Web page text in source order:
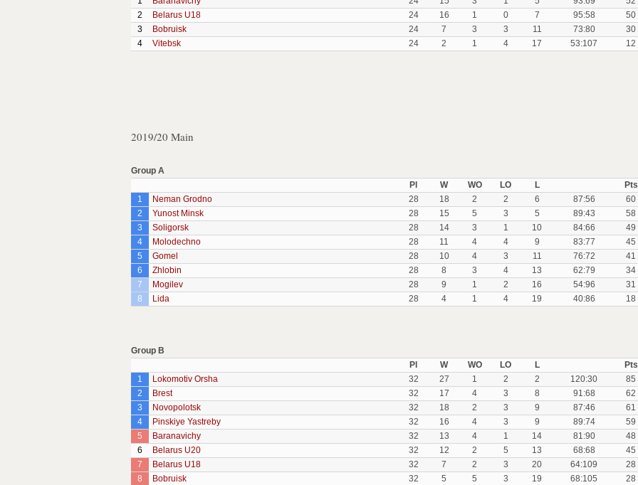
2
Belarus U18 24 16 1 0 7 95:58
50
3
Bobruisk 24 7 3 3 11 73:80
30
4
Vitebsk 24 2 1 4 17 53:107 12
2019/20 Main
Group A
Pl
W WO LO L
Pts
1
Neman Grodno 28 18 2 2 6 87:56
60
2
Yunost Minsk 28 15 5 3 5 89:43
58
3
Soligorsk 28 14 3 1 10 84:66
49
4
Molodechno 28 11 4 4 9 83:77
45
5
Gomel 28 10 4 3 11 76:72
41
6
Zhlobin 28 8 3 4 13 62:79
34
7
Mogilev 28 9 1 2 16 54:96
31
8
Lida 28 4 1 4 19 40:86 18
Group B
Pl
W WO LO L
Pts
1
Lokomotiv Orsha 32 27 1 2 2 120:30
85
2
Brest 32 17 4 3 8 91:68
62
3
Novopolotsk 32 18 2 3 9 87:46
61
4
Pinskiye Yastreby 32 16 4 3 9 89:74
59
5
Baranavichy 32 13 4 1 14 81:90
48
6
Belarus U20 32 12 2 5 13 68:68
45
7
Belarus U18 32 7 2 3 20 64:109
28
8
Bobruisk 32 5 5 3 19 68:105
28